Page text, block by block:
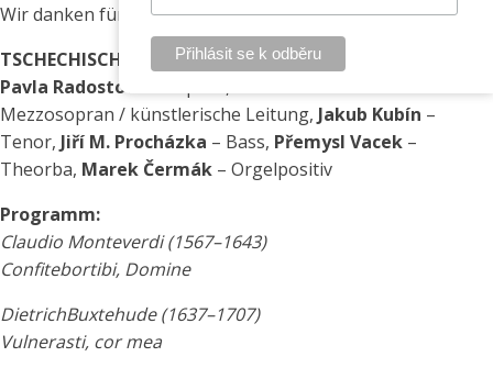
Wir danken für Ihr Verständnis und freuen uns auf Sie.
TSCHECHISCHES ENSEMBLE BAROCK-QUINTETT
Pavla Radostová
Mezzosopran / künstlerische Leitung, Jakub Kubín –
Tenor, Jiří M. Procházka – Bass, Přemysl Vacek –
Theorba, Marek Čermák – Orgelpositiv
Programm:
Claudio Monteverdi (1567–1643)
Confitebortibi, Domine
DietrichBuxtehude (1637–1707)
Vulnerasti, cor mea